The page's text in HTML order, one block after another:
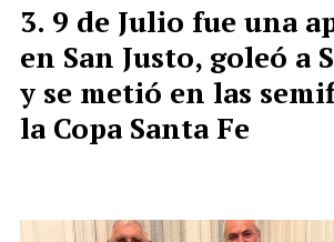
9 de Julio fue una
en San Justo, goleó a
y se metió en las
la Copa Santa Fe